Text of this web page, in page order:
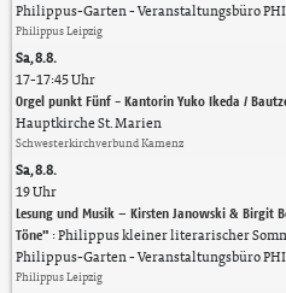
Philippus-Garten Veranstaltungsbüro
Philippus Leipzig
Sa, 8.8.
17-17:45 Uhr
Orgel punkt Fünf - Kantorin Yuko Ikeda /
Hauptkirche St. Marien
Schwesterkirchverbund Kamenz
Sa, 8.8.
19 Uhr
Lesung und Musik – Kirsten Janowski & Birgit
Töne" :Philippus kleiner literarischer
Philippus-Garten Veranstaltungsbüro
Philippus Leipzig